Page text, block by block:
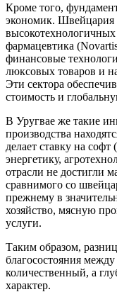
Кроме того,
экономик. Швейцария
фармацевтика
финансовые
люксовых товаров и
Эти сектора
стоимость и
В Уругвае же такие
производства
делает ставку на
энергетику,
отрасли не достигли
сравнимого со
прежнему в
хозяйство, мясную
услуги.
Таким образом,
благосостояния
количественный, а
характер.